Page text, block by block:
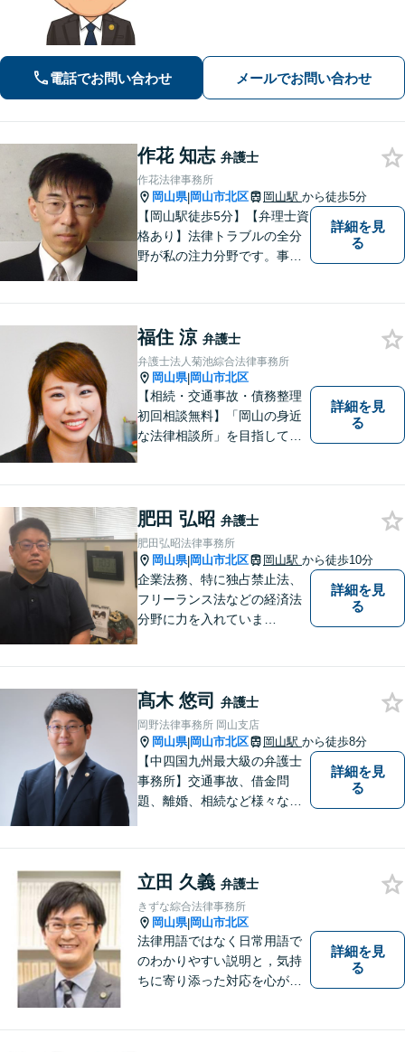
電話でお問い合わせ メールでお問い合わせ
作花 知志 弁護士
作花法律事務所
岡山県|岡山市北区 岡山駅 から徒歩5分
【岡山駅徒歩5分】【弁理士資
格あり】法律トラブルの全分
野が私の注力分野です。事務
ラス対応】【後払い対応】
【日弁連国際人権問題委員会
所属】お困りの方は、お気軽
にご相談下さい。
詳細を見
る
福住 涼 弁護士
弁護士法人菊池綜合法律事務所
岡山県|岡山市北区
【相続・交通事故・債務整理
初回相談無料】「岡山の身近
な法律相談所」を目指してい
んなささいなことでも構いま
せん。お気軽にご相談くださ
い。【土曜日も受付可能】
【専用駐車場あり】
詳細を見
る
肥田 弘昭 弁護士
肥田弘昭法律事務所
岡山県|岡山市北区 岡山駅 から徒歩10分
企業法務、特に独占禁止法、
フリーランス法などの経済法
分野に力を入れていま
詳細を見
る
髙木 悠司 弁護士
岡野法律事務所 岡山支店
岡山県|岡山市北区 岡山駅 から徒歩8分
【中四国九州最大級の弁護士
事務所】交通事故、借金問
題、離婚、相続など様々な問
い！
詳細を見
る
立田 久義 弁護士
きずな綜合法律事務所
岡山県|岡山市北区
法律用語ではなく日常用語で
のわかりやすい説明と，気持
ちに寄り添った対応を心がけ
詳細を見
る